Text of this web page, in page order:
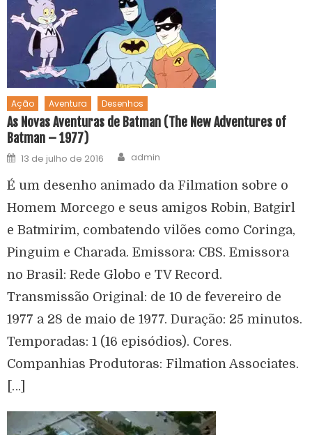
Ação Aventura Desenhos
As Novas Aventuras de Batman (The New Adventures of
Batman – 1977)
13 de julho de 2016 admin
É um desenho animado da Filmation sobre o
Homem Morcego e seus amigos Robin, Batgirl
e Batmirim, combatendo vilões como Coringa,
Pinguim e Charada. Emissora: CBS. Emissora
no Brasil: Rede Globo e TV Record.
Transmissão Original: de 10 de fevereiro de
1977 a 28 de maio de 1977. Duração: 25 minutos.
Temporadas: 1 (16 episódios). Cores.
Companhias Produtoras: Filmation Associates.
[…]